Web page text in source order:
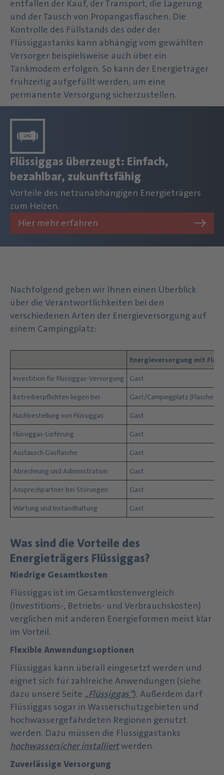
entfallen der Kauf, der Transport, die Lagerung
und der Tausch von Propangasflaschen. Die
Kontrolle des Füllstands des oder der
Flüssiggastanks kann abhängig vom gewählten
Versorger beispielsweise auch über ein
Tankmodem erfolgen. So kann der Energieträger
frühzeitig aufgefüllt werden, um eine
permanente Versorgung sicherzustellen.
Flüssiggas überzeugt: Einfach,
bezahlbar, zukunftsfähig
Vorteile des netzunabhängigen Energieträgers
zum Heizen.
Hier mehr erfahren
Nachfolgend geben wir Ihnen einen Überblick
über die Verantwortlichkeiten bei den
verschiedenen Arten der Energieversorgung auf
einem Campingplatz:
Energieversorgung mit
Investition für Flüssiggas-Versorgung Gast
Betreiberpflichten liegen bei Gast/Campingplatz
Nachbestellung von Flüssiggas Gast
Flüssiggas-Lieferung Gast
Austausch Gasflasche Gast
Abrechnung und Administration Gast
Ansprechpartner bei Störungen Gast
Wartung und Instandhaltung Gast
Was sind die Vorteile des
Energieträgers Flüssiggas?
Niedrige Gesamtkosten
Flüssiggas ist im Gesamtkostenvergleich
(Investitions-, Betriebs- und Verbrauchskosten)
verglichen mit anderen Energieformen meist klar
im Vorteil.
Flexible Anwendungsoptionen
Flüssiggas kann überall eingesetzt werden und
eignet sich für zahlreiche Anwendungen (siehe
dazu unsere Seite „Flüssiggas“). Außerdem darf
Flüssiggas sogar in Wasserschutzgebieten und
hochwassergefährdeten Regionen genutzt
werden. Dazu müssen die Flüssiggastanks
hochwassersicher installiertwerden.
Zuverlässige Versorgung